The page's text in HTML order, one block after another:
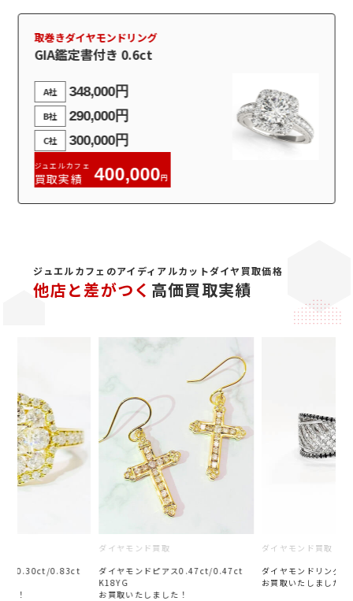
取巻きダイヤモンドリング
GIA鑑定書付き0.7ct
A社 398,000円
B社 443,000円
C社 380,800円
ジュエルカフェ
買取実績 480,000 円
ジュエルカフェのアイディアルカットダイヤ買取価格
他店と差がつく 高価買取実績
ング0.30ct/0.83ct
た！
ダイヤモンド買取
ダイヤモンドピアス0.47ct/0.47ct
K18YG
お買取いたしました！
ダイヤモンド買取
ダイヤモンドリング
お買取いたしました！